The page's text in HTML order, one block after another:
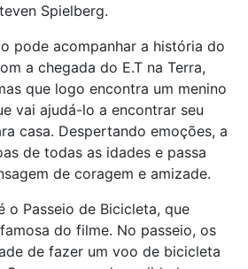
Spielberg.
pode acompanhar a história do
a chegada do E.T na Terra,
que logo encontra um menino
vai ajudá-lo a encontrar seu
casa. Despertando emoções, a
de todas as idades e passa
de coragem e amizade.
o Passeio de Bicicleta, que
do filme. No passeio, os
de fazer um voo de bicicleta